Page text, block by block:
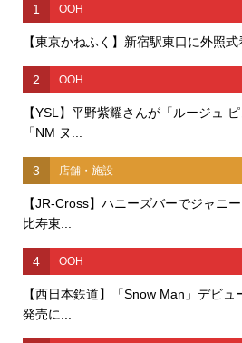
1 OOH
【東京かねふく】新宿駅東口に外照
2 OOH
【YSL】平野紫耀さんが「ルージュ
「NM ヌ...
3 店舗・施設
【JR-Cross】ハニーズバーでジャニ
比寿東...
4 OOH
【西日本鉄道】「Snow Man」デビ
発売に...